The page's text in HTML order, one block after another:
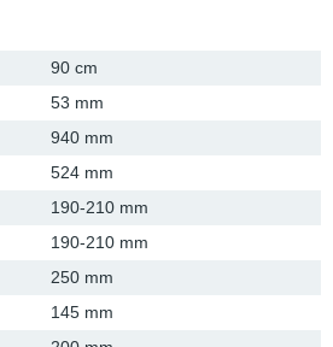
90 cm
53 mm
940 mm
524 mm
190-210 mm
190-210 mm
250 mm
145 mm